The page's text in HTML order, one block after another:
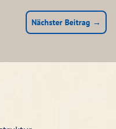
Nächster Beitrag →